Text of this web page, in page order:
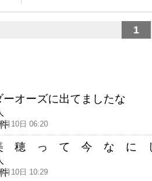
1
ーオーズに出てましたな
月10日 06:20
件
穂 っ て 今 な に
月10日 10:29
件